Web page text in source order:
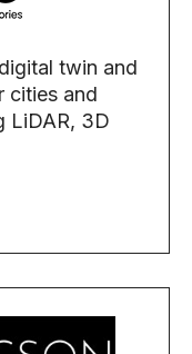
twin and
cities and
LiDAR, 3D